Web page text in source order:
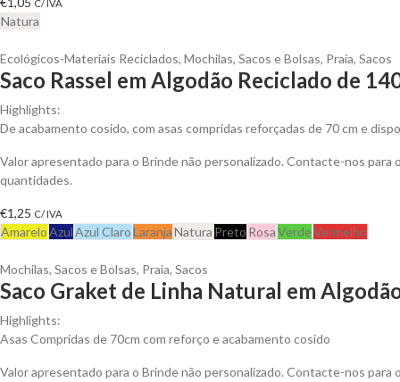
C/ IVA
Natura
Ecológicos-Materiais Reciclados, Mochilas, Sacos e Bolsas, Praia, Sacos
Saco Rassel em Algodão Reciclado de
Highlights:
De acabamento cosido, com asas compridas reforçadas de 70 cm e
Valor apresentado para o Brinde não personalizado. Contacte-nos
quantidades.
€1,25 C/ IVA
AmareloAzulAzul ClaroLaranjaNatura Preto RosaVerdeVermelho
Mochilas, Sacos e Bolsas, Praia, Sacos
Saco Graket de Linha Natural em
Highlights:
Asas Compridas de 70cm com reforço e acabamento cosido
Valor apresentado para o Brinde não personalizado. Contacte-nos